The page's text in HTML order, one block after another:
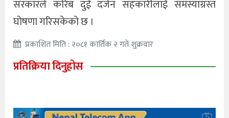
सरकारले करिब दुई दर्जन सहकारीलाई समस्याग्रस्त
घोषणा गरिसकेको छ ।
प्रकाशित मिति : २०८१ कार्तिक २ गते शुक्रवार
प्रतिक्रिया दिनुहोस